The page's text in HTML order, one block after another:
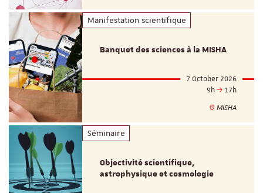
Manifestation scientifique
Banquet des sciences à la MISHA
7 October 2026
9h
17h
MISHA
Séminaire
Objectivité scientifique,
astrophysique et cosmologie